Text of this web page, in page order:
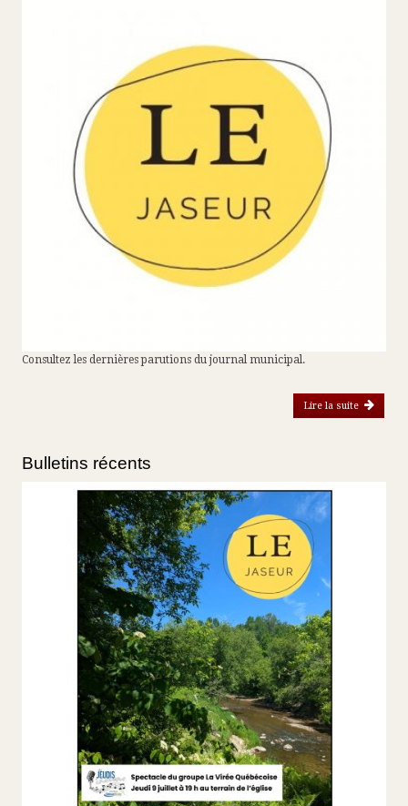
Consultez les dernières parutions du journal municipal.
Lire la suitede
Bulletins récents